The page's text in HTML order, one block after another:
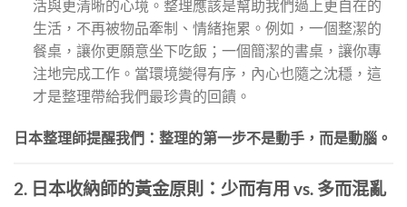
活與更清晰的心境。整理應該是幫助我們過上更自在的
生活，不再被物品牽制、情緒拖累。例如，一個整潔的
餐桌，讓你更願意坐下吃飯；一個簡潔的書桌，讓你專
注地完成工作。當環境變得有序，內心也隨之沈穩，這
才是整理帶給我們最珍貴的回饋。
日本整理師提醒我們：整理的第一步不是動手，而是動腦。
2. 日本收納師的黃金原則：少而有用 vs. 多而混亂